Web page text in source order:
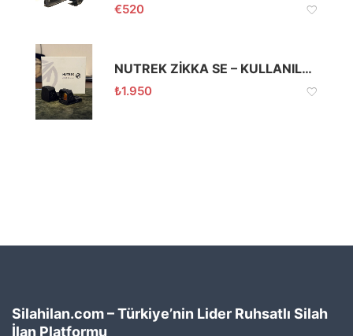
€520
NUTREK ZİKKA SE – KULLANILMADI
₺1.950
Silahilan.com – Türkiye’nin Lider Ruhsatlı Silah
İlan Platformu